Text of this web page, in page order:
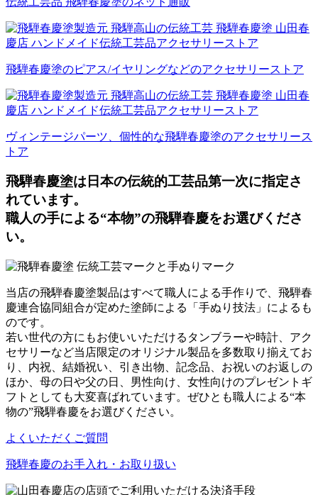
飛騨春慶塗のピアス/イヤリングなどのアクセサリーストア
ヴィンテージパーツ、個性的な飛騨春慶塗のアクセサリース
トア
飛騨春慶塗は日本の伝統的工芸品第一次に指定さ
れています。
職人の手による“本物”の飛騨春慶をお選びくださ
い。
当店の飛騨春慶塗製品はすべて職人による手作りで、飛騨春
慶連合協同組合が定めた塗師による「手ぬり技法」によるも
のです。
若い世代の方にもお使いいただけるタンブラーや時計、アク
セサリーなど当店限定のオリジナル製品を多数取り揃えてお
り、内祝、結婚祝い、引き出物、記念品、お祝いのお返しの
ほか、母の日や父の日、男性向け、女性向けのプレゼントギ
フトとしても大変喜ばれています。ぜひとも職人による“本
物の”飛騨春慶をお選びください。
よくいただくご質問
飛騨春慶のお手入れ・お取り扱い